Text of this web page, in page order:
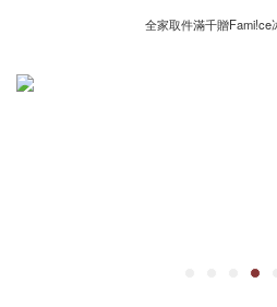
新自製款系列首批限時優惠｜
全家取件滿千贈Fami!ce
新自製款系列首批限時優惠｜